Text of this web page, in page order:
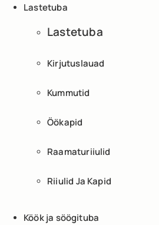
Lastetuba
Lastetuba
Kirjutuslauad
Kummutid
Öökapid
Raamaturiiulid
Riiulid Ja Kapid
Köök ja söögituba